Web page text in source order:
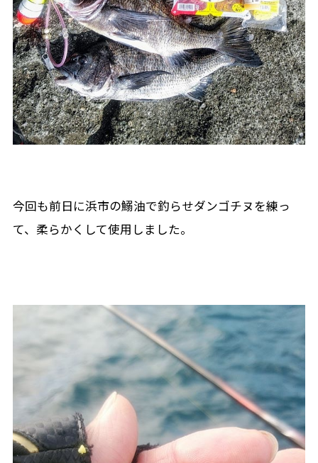
今回も前日に浜市の鰯油で釣らせダンゴチヌを練っ
て、柔らかくして使用しました。